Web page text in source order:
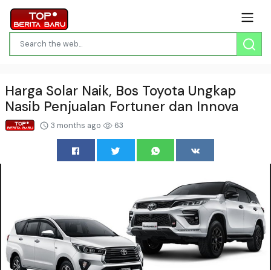
Harga Solar Naik, Bos Toyota Ungkap
Nasib Penjualan Fortuner dan Innova
3 months ago 63